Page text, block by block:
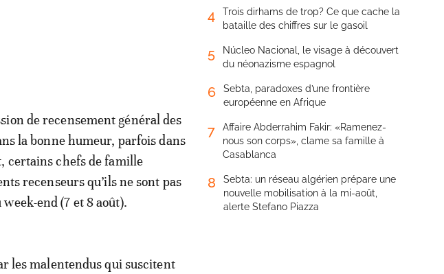
de recensement général des
la bonne humeur, parfois dans
certains chefs de famille
recenseurs qu’ils ne sont pas
end (7 et 8 août).
les malentendus qui suscitent
4
Trois dirhams de trop? Ce que cache la
bataille des chiffres sur le gasoil
5
Núcleo Nacional, le visage à découvert
du néonazisme espagnol
6
Sebta, paradoxes d’une frontière
européenne en Afrique
7
Affaire Abderrahim Fakir: «Ramenez-
nous son corps», clame sa famille à
Casablanca
8
Sebta: un réseau algérien prépare une
nouvelle mobilisation à la mi-août,
alerte Stefano Piazza